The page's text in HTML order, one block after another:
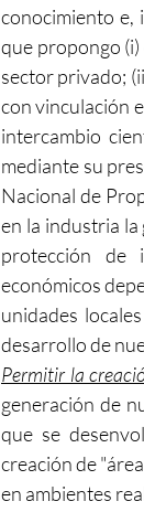
conocimiento e,
que propongo
sector privado;
con vinculación
intercambio
mediante su
Nacional de
en la industria
protección de
económicos
unidades
desarrollo de
Permitir la
generación de
que se
creación de
en ambientes